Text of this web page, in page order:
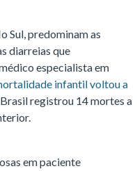
Sul, predominam as
diarreias que
especialista em
infantil voltou a
registrou 14 mortes a
em paciente